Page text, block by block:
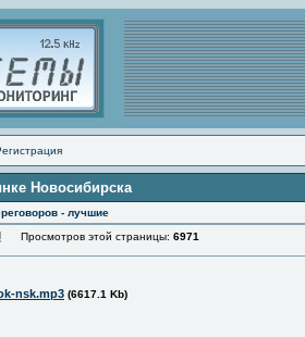
Новосибирска
- лучшие
Просмотров этой страницы: 6971
nsk.mp3 (6617.1 Kb)